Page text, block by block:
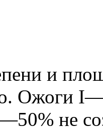
и
Ожоги
не